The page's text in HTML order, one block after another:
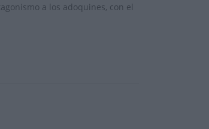
a los adoquines, con el